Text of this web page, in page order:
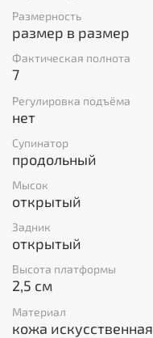
Размерность
размер в размер
Фактическая полнота
7
Регулировка подъёма
нет
Супинатор
продольный
Мысок
открытый
Задник
открытый
Высота платформы
2,5 см
Материал
кожа искусственная